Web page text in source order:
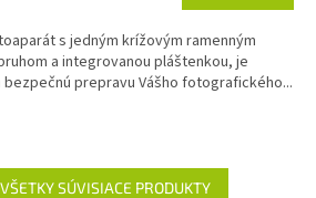
s jedným krížovým ramenným
a integrovanou pláštenkou, je
bezpečnú prepravu Vášho fotografického...
SÚVISIACE PRODUKTY